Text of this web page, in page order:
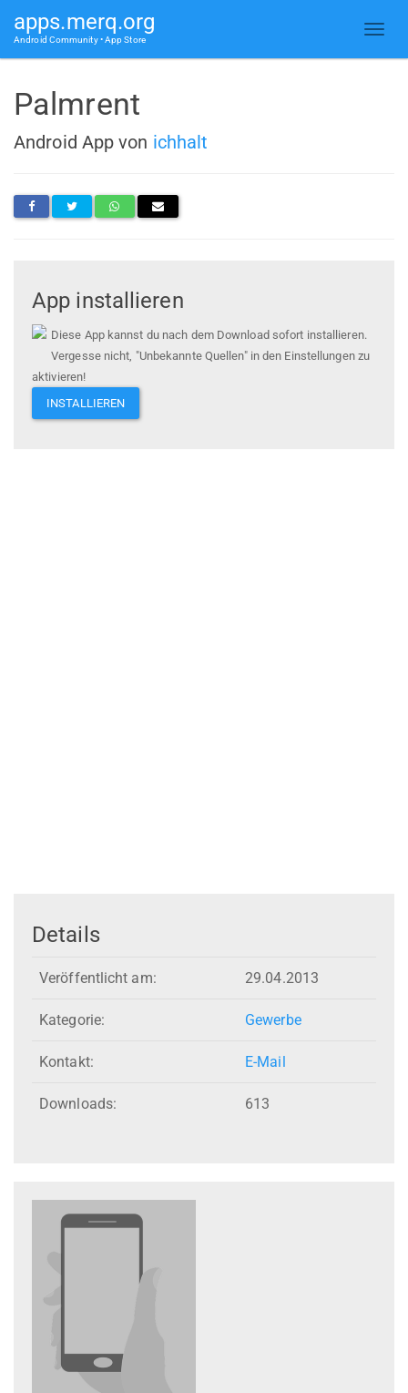
apps.merq.org
Android Community • App Store
Palmrent
Android App von ichhalt
App installieren
Diese App kannst du nach dem Download sofort installieren.
Vergesse nicht, "Unbekannte Quellen" in den Einstellungen zu
aktivieren!
INSTALLIEREN
Details
Veröffentlicht am: 29.04.2013
Kategorie: Gewerbe
Kontakt: E-Mail
Downloads: 613